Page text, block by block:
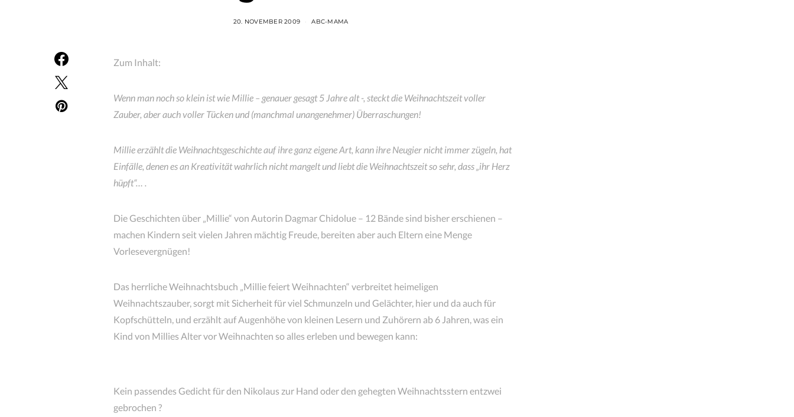
20. NOVEMBER 2009 ABC-MAMA
Zum Inhalt:
Wenn man noch so klein ist wie Millie – genauer gesagt 5 Jahre alt -, steckt die Weihnachtszeit voller
Zauber, aber auch voller Tücken und (manchmal unangenehmer) Überraschungen!
Millie erzählt die Weihnachtsgeschichte auf ihre ganz eigene Art, kann ihre Neugier nicht immer zügeln, hat
Einfälle, denen es an Kreativität wahrlich nicht mangelt und liebt die Weihnachtszeit so sehr, dass „ihr Herz
hüpft“… .
Die Geschichten über „Millie“ von Autorin Dagmar Chidolue – 12 Bände sind bisher erschienen –
machen Kindern seit vielen Jahren mächtig Freude, bereiten aber auch Eltern eine Menge
Vorlesevergnügen!
Das herrliche Weihnachtsbuch „Millie feiert Weihnachten“ verbreitet heimeligen
Weihnachtszauber, sorgt mit Sicherheit für viel Schmunzeln und Gelächter, hier und da auch für
Kopfschütteln, und erzählt auf Augenhöhe von kleinen Lesern und Zuhörern ab 6 Jahren, was ein
Kind von Millies Alter vor Weihnachten so alles erleben und bewegen kann:
Kein passendes Gedicht für den Nikolaus zur Hand oder den gehegten Weihnachtsstern entzwei
gebrochen ?